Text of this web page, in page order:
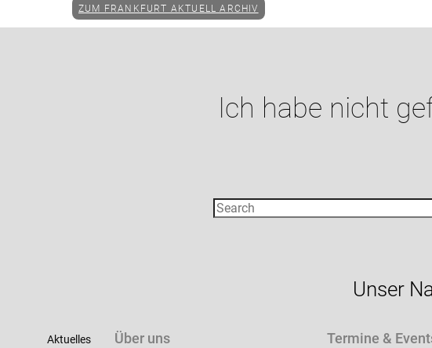
ZUM FRANKFURT AKTUELL ARCHIV
Ich habe nicht
Unser
Aktuelles Über uns Termine &